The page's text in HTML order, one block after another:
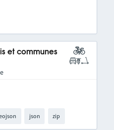
et communes
json zip